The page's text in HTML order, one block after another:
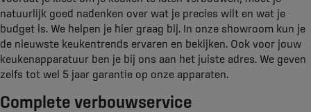
natuurlijk goed nadenken over wat je precies wilt en wat je
budget is. We helpen je hier graag bij. In onze showroom kun je
de nieuwste keukentrends ervaren en bekijken. Ook voor jouw
keukenapparatuur ben je bij ons aan het juiste adres. We geven
zelfs tot wel 5 jaar garantie op onze apparaten.
Complete verbouwservice